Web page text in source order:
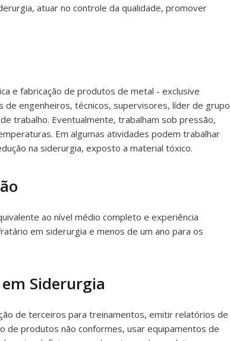
atuar no controle da qualidade, promover
e fabricação de produtos de metal - exclusive
de engenheiros, técnicos, supervisores, líder de grupo
trabalho. Eventualmente, trabalham sob pressão,
Em algumas atividades podem trabalhar
na siderurgia, exposto a material tóxico.
ao nível médio completo e experiência
em siderurgia e menos de um ano para os
Siderurgia
de terceiros para treinamentos, emitir relatórios de
de produtos não conformes, usar equipamentos de